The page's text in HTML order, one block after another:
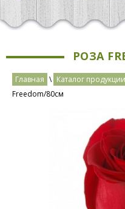
РОЗА
Главная \ Каталог продукции
Freedom/80см